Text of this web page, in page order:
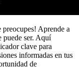
Aprende a
puede ser. Aquí
clave para
informadas en tus
de